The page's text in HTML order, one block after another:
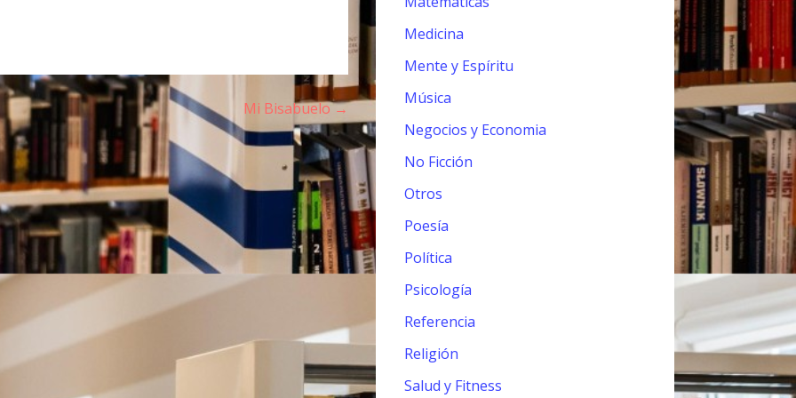
Mi Bisabuelo →
Medicina
Mente y Espíritu
Música
Negocios y Economia
No Ficción
Otros
Poesía
Política
Psicología
Referencia
Religión
Salud y Fitness